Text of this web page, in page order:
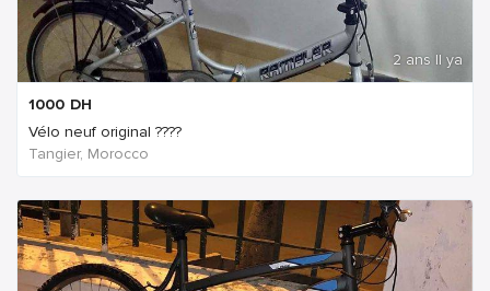
2 ans Il ya
1000 DH
Vélo neuf original ????
Tangier, Morocco